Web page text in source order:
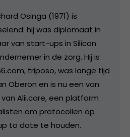
Osinga (1971) is
hij was diplomaat in
van start-ups in Silicon
in de zorg. Hij is
triposo, was lange tijd
Oberon en is nu een van
Alii.care, een platform
om protocollen op
to date te houden.